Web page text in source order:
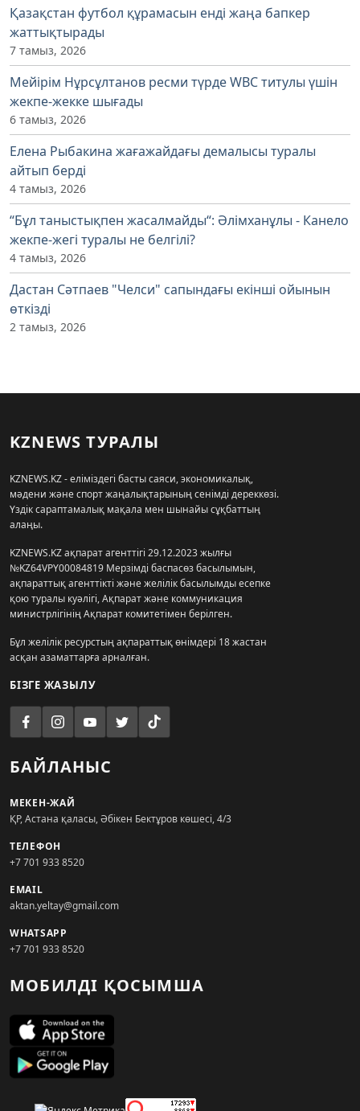
Қазақстан футбол құрамасын енді жаңа бапкер
жаттықтырады
7 тамыз, 2026
Мейірім Нұрсұлтанов ресми түрде WBC титулы үшін
жекпе-жекке шығады
6 тамыз, 2026
Елена Рыбакина жағажайдағы демалысы туралы
айтып берді
4 тамыз, 2026
“Бұл таныстықпен жасалмайды“: Әлімханұлы - Канело
жекпе-жегі туралы не белгілі?
4 тамыз, 2026
Дастан Сәтпаев "Челси" сапындағы екінші ойынын
өткізді
2 тамыз, 2026
KZNEWS ТУРАЛЫ
KZNEWS.KZ - еліміздегі басты саяси, экономикалық,
мәдени және спорт жаңалықтарының сенімді дереккөзі.
Үздік сараптамалық мақала мен шынайы сұқбаттың
алаңы.
KZNEWS.KZ ақпарат агенттігі 29.12.2023 жылғы
№KZ64VPY00084819 Мерзімді баспасөз басылымын,
ақпараттық агенттікті және желілік басылымды есепке
қою туралы куәлігі, Ақпарат және коммуникация
министрлігінің Ақпарат комитетімен берілген.
Бұл желілік ресурстың ақпараттық өнімдері 18 жастан
асқан азаматтарға арналған.
БІЗГЕ ЖАЗЫЛУ
БАЙЛАНЫС
МЕКЕН-ЖАЙ
ҚР, Астана қаласы, Әбікен Бектұров көшесі, 4/3
ТЕЛЕФОН
+7 701 933 8520
EMAIL
aktan.yeltay@gmail.com
WHATSAPP
+7 701 933 8520
МОБИЛДІ ҚОСЫМША